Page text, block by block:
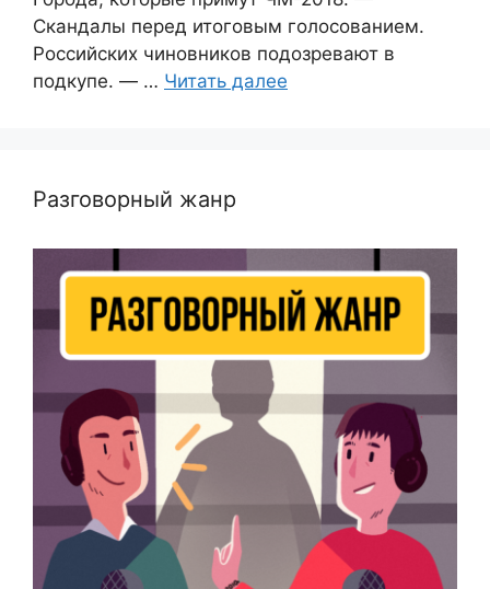
Скандалы перед итоговым голосованием.
Российских чиновников подозревают в
подкупе. — … Читать далее
Разговорный жанр